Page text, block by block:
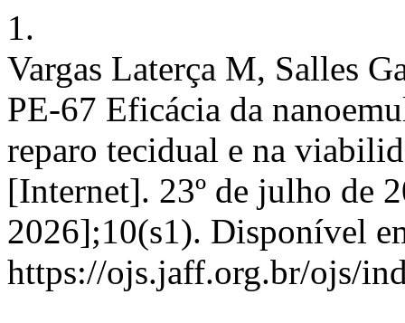
1.
Vargas Laterça M, Salles
PE-67 Eficácia da
reparo tecidual e na
[Internet]. 23º de julho de
2026];10(s1). Disponível
https://ojs.jaff.org.br/ojs/